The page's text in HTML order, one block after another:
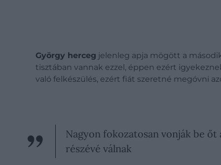
György herceg jelenleg apja mögött a
tisztában vannak ezzel, éppen ezért
való felkészülés, ezért fiát szeretné megóvni
Nagyon fokozatosan vonják be
részévé válnak